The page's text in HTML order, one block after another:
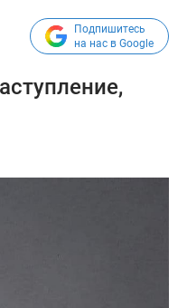
Подпишитесь
на нас в Google